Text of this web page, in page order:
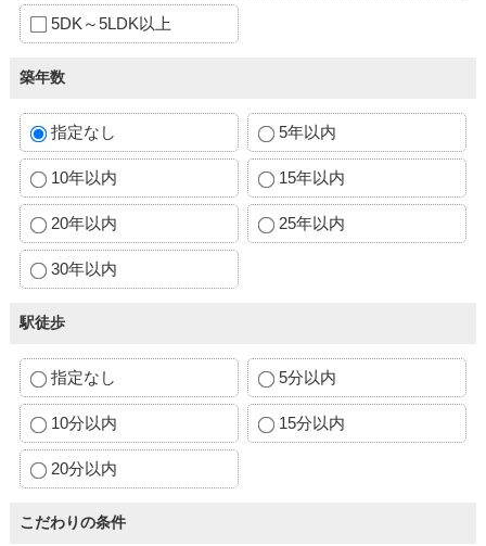
5DK～5LDK以上
築年数
指定なし 5年以内
10年以内 15年以内
20年以内 25年以内
30年以内
駅徒歩
指定なし 5分以内
10分以内 15分以内
20分以内
こだわりの条件